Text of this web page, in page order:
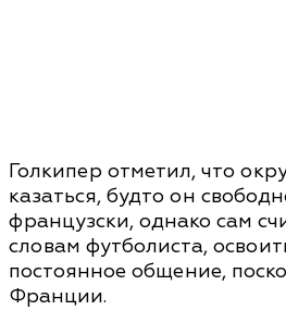
Голкипер отметил, что
казаться, будто он
французски, однако сам
словам футболиста,
постоянное общение,
Франции.